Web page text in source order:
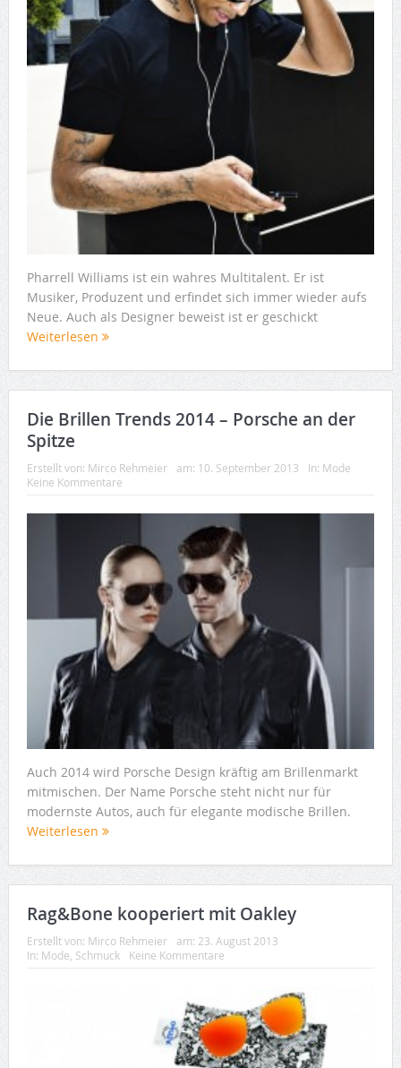
Pharrell Williams ist ein wahres Multitalent. Er ist
Musiker, Produzent und erfindet sich immer wieder aufs
Neue. Auch als Designer beweist ist er geschickt
Weiterlesen
Die Brillen Trends 2014 – Porsche an der
Spitze
Erstellt von: Mirco Rehmeier am: 10. September 2013 In: Mode
Keine Kommentare
Auch 2014 wird Porsche Design kräftig am Brillenmarkt
mitmischen. Der Name Porsche steht nicht nur für
modernste Autos, auch für elegante modische Brillen.
Weiterlesen
Rag&Bone kooperiert mit Oakley
Erstellt von: Mirco Rehmeier am: 23. August 2013
In: Mode Schmuck Keine Kommentare